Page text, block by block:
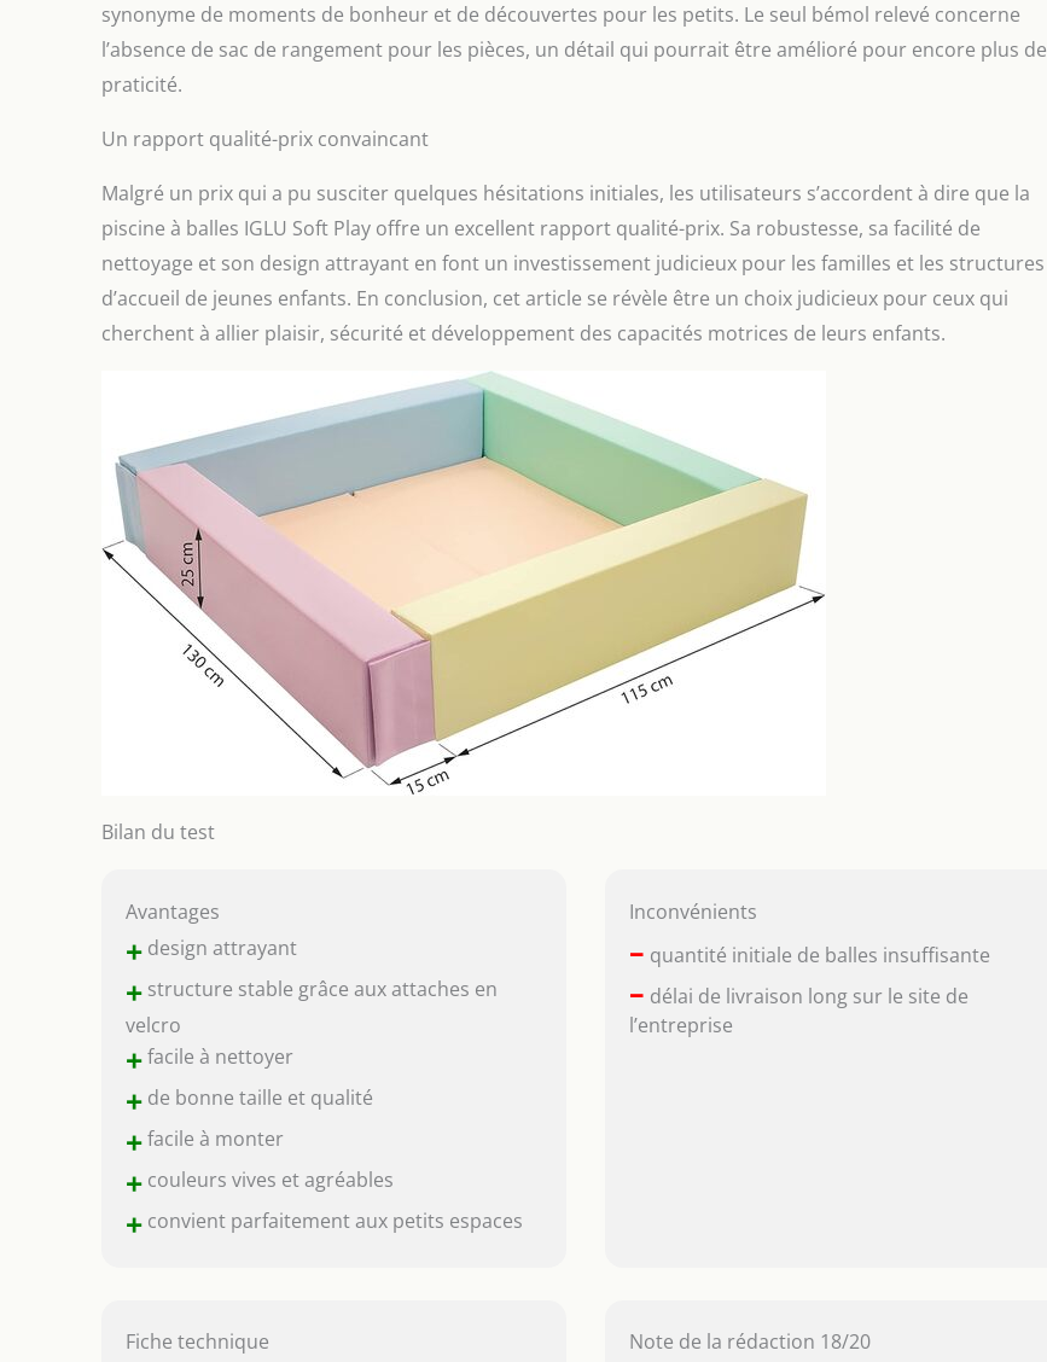
synonyme de moments de bonheur et de découvertes pour les petits. Le seul bémol relevé concerne
l’absence de sac de rangement pour les pièces, un détail qui pourrait être amélioré pour encore plus de
praticité.
Un rapport qualité-prix convaincant
Malgré un prix qui a pu susciter quelques hésitations initiales, les utilisateurs s’accordent à dire que la
piscine à balles IGLU Soft Play offre un excellent rapport qualité-prix. Sa robustesse, sa facilité de
nettoyage et son design attrayant en font un investissement judicieux pour les familles et les structures
d’accueil de jeunes enfants. En conclusion, cet article se révèle être un choix judicieux pour ceux qui
cherchent à allier plaisir, sécurité et développement des capacités motrices de leurs enfants.
Bilan du test
Avantages
+ design attrayant
+ structure stable grâce aux attaches en
velcro
+facile à nettoyer
+ de bonne taille et qualité
+facile à monter
+ couleurs vives et agréables
+ convient parfaitement aux petits espaces
Inconvénients
– quantité initiale de balles insuffisante
– délai de livraison long sur le site de
l’entreprise
Fiche technique Note de la rédaction 18/20